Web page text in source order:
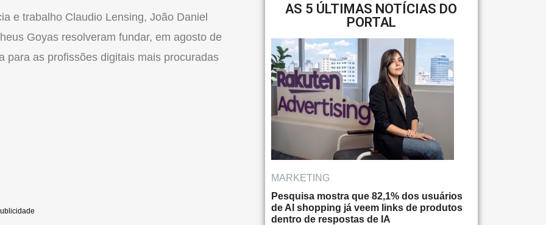
e trabalho Claudio Lensing, João Daniel
Goyas resolveram fundar, em agosto de
para as profissões digitais mais procuradas
AS 5 ÚLTIMAS NOTÍCIAS DO
PORTAL
MARKETING
Pesquisa mostra que 82,1% dos usuários
de AI shopping já veem links de produtos
dentro de respostas de IA